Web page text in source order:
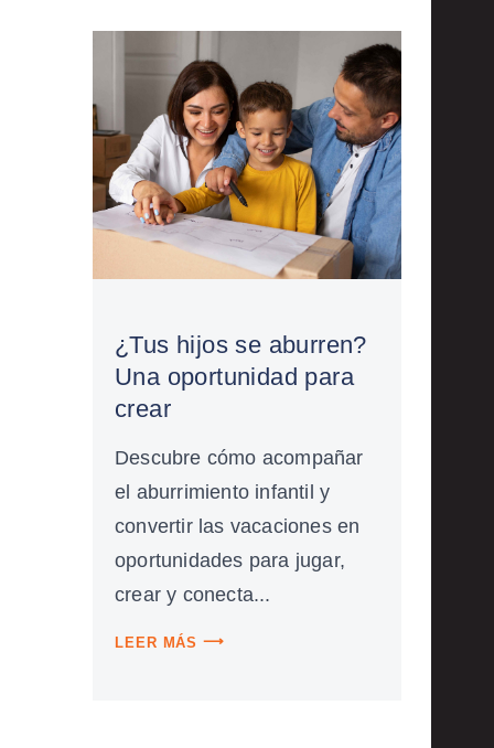
¿Tus hijos se aburren?
Una oportunidad para
crear
Descubre cómo acompañar
el aburrimiento infantil y
convertir las vacaciones en
oportunidades para jugar,
crear y conecta...
LEER MÁS